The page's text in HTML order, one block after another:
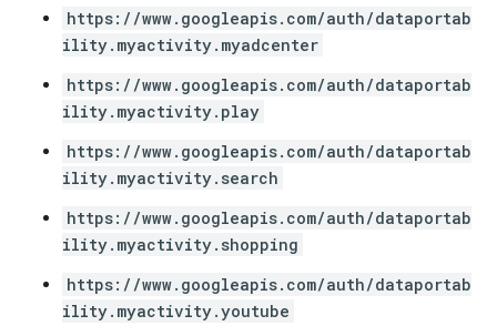
https://www.googleapis.com/auth/dataportab
ility.myactivity.myadcenter
https://www.googleapis.com/auth/dataportab
ility.myactivity.play
https://www.googleapis.com/auth/dataportab
ility.myactivity.search
https://www.googleapis.com/auth/dataportab
ility.myactivity.shopping
https://www.googleapis.com/auth/dataportab
ility.myactivity.youtube